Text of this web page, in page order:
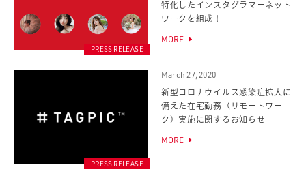
PRESS RELEASE
特化したインスタグラマーネット
ワークを組成！
MORE
PRESS RELEASE
March 27, 2020
新型コロナウイルス感染症拡大に
備えた在宅勤務（リモートワー
ク）実施に関するお知らせ
MORE